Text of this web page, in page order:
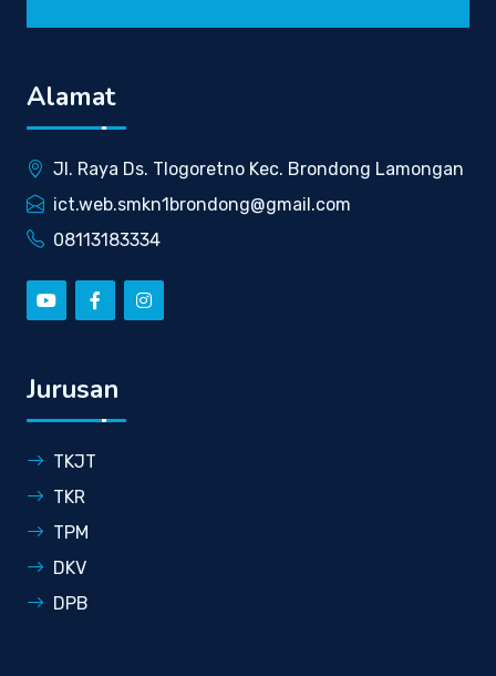
Alamat
Jl. Raya Ds. Tlogoretno Kec. Brondong Lamongan
ict.web.smkn1brondong@gmail.com
08113183334
Jurusan
TKJT
TKR
TPM
DKV
DPB